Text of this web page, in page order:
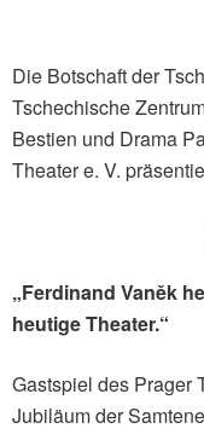
Die Botschaft der
Tschechische
Bestien und Drama
Theater e. V.
„Ferdinand Vaněk
heutige Theater.“
Gastspiel des Prager
Jubiläum der